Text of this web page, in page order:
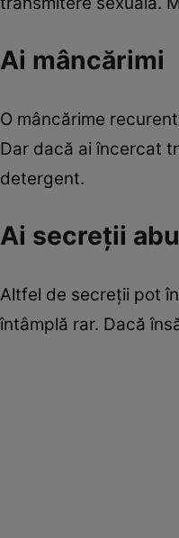
Ai mâncărimi
O mâncărime
Dar dacă ai încercat
detergent.
Ai secreţii
Altfel de secreţii pot
întâmplă rar. Dacă